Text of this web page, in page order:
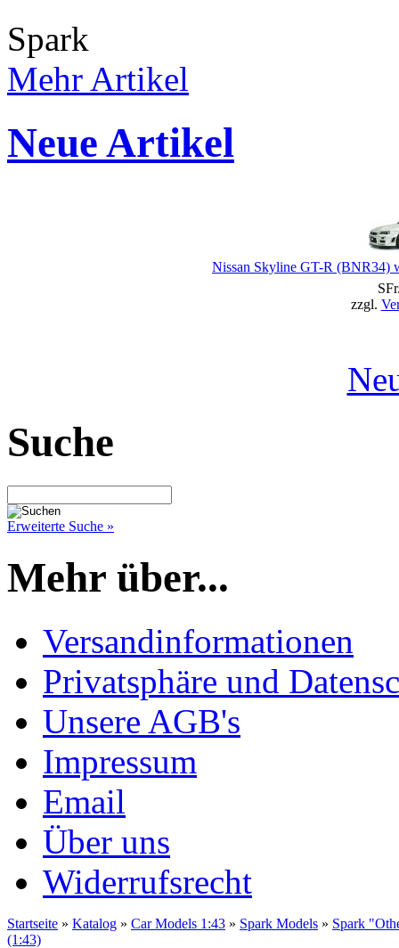
Spark
Mehr Artikel
Neue Artikel
Nissan Skyline GT-R (BNR34)
zzgl.
Suche
Erweiterte Suche »
Mehr über...
Versandinformationen
Privatsphäre und
Unsere AGB's
Impressum
Email
Über uns
Widerrufsrecht
Startseite » Katalog » Car Models 1:43 » Spark Models » Spark
(1:43)